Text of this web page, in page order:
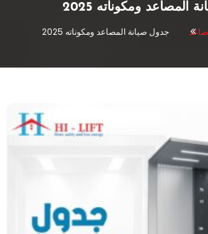
المصاعد ومكوناته 2025
جدول صيانة المصاعد ومكوناته 2025